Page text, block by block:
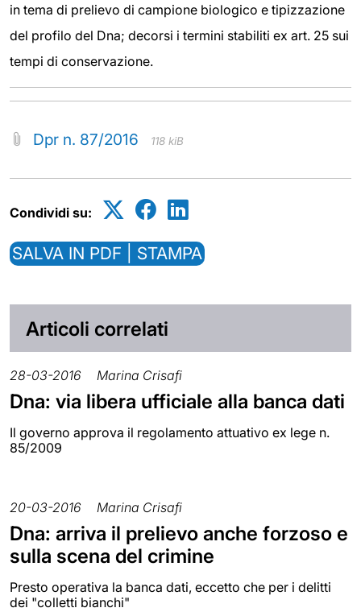
in tema di prelievo di campione biologico e tipizzazione
del profilo del Dna; decorsi i termini stabiliti ex art. 25 sui
tempi di conservazione.
Dpr n. 87/2016 118 kiB
Condividi su:
SALVA IN PDF | STAMPA
Articoli correlati
28-03-2016 Marina Crisafi
Dna: via libera ufficiale alla banca dati
Il governo approva il regolamento attuativo ex lege n.
85/2009
20-03-2016 Marina Crisafi
Dna: arriva il prelievo anche forzoso e
sulla scena del crimine
Presto operativa la banca dati, eccetto che per i delitti
dei "colletti bianchi"